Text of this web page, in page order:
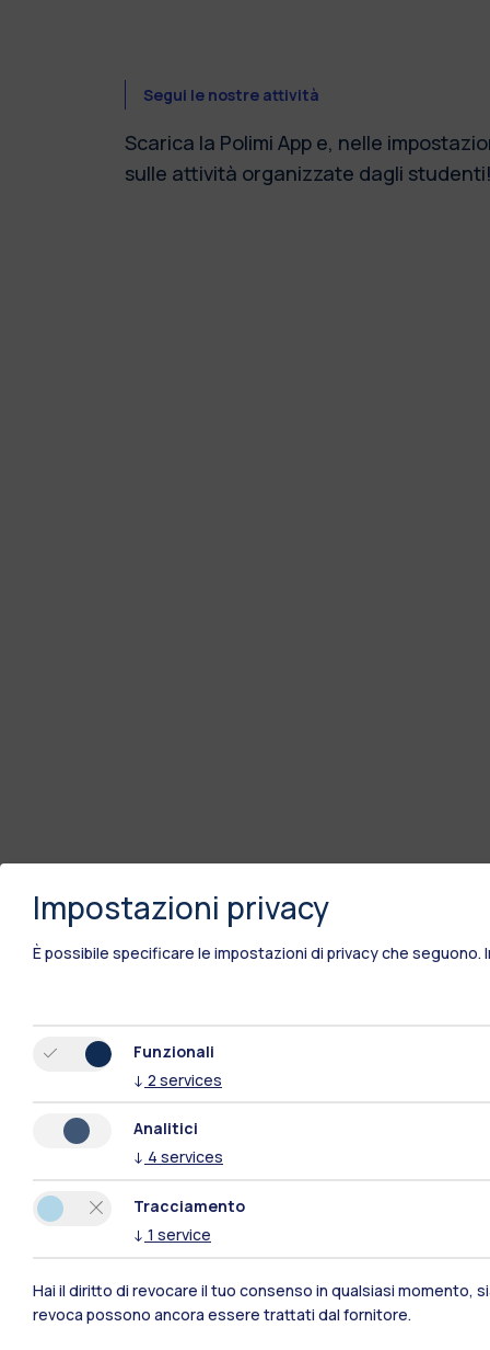
Segui le nostre attività
Scarica la Polimi App e, nelle
sulle attività organizzate dagli
Polimi Community
Tutti i siti dell’ecosistema
Impostazioni privacy
È possibile specificare le impostazioni di privacy che seguono.
Funzionali
↓ 2 services
Analitici
↓ 4 services
Tracciamento
↓ 1 service
Hai il diritto di revocare il tuo consenso in qualsiasi momento,
revoca possono ancora essere trattati dal fornitore.